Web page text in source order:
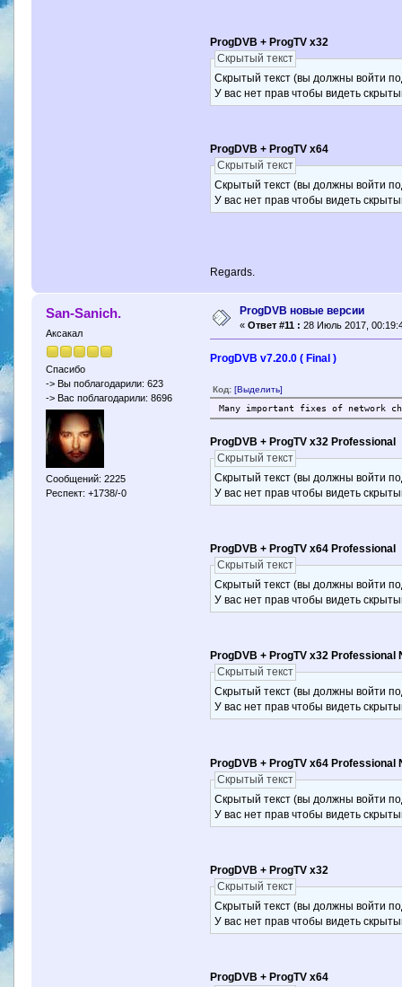
ProgDVB + ProgTV x32
Скрытый текст
Скрытый текст (вы должны войти
У вас нет прав чтобы видеть
ProgDVB + ProgTV x64
Скрытый текст
Скрытый текст (вы должны войти
У вас нет прав чтобы видеть
Regards.
San-Sanich.
Аксакал
Спасибо
-> Вы поблагодарили: 623
-> Вас поблагодарили: 8696
Сообщений: 2225
Респект: +1738/-0
ProgDVB новые версии
« Ответ #11 : 28 Июль 2017,
ProgDVB v7.20.0 ( Final )
Код:[Выделить]
Many important fixes of network
ProgDVB + ProgTV x32 Professional
Скрытый текст
Скрытый текст (вы должны войти
У вас нет прав чтобы видеть
ProgDVB + ProgTV x64 Professional
Скрытый текст
Скрытый текст (вы должны войти
У вас нет прав чтобы видеть
ProgDVB + ProgTV x32 Professional
Скрытый текст
Скрытый текст (вы должны войти
У вас нет прав чтобы видеть
ProgDVB + ProgTV x64 Professional
Скрытый текст
Скрытый текст (вы должны войти
У вас нет прав чтобы видеть
ProgDVB + ProgTV x32
Скрытый текст
Скрытый текст (вы должны войти
У вас нет прав чтобы видеть
ProgDVB + ProgTV x64